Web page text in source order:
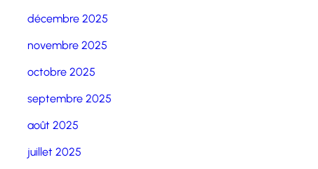
décembre 2025
novembre 2025
octobre 2025
septembre 2025
août 2025
juillet 2025